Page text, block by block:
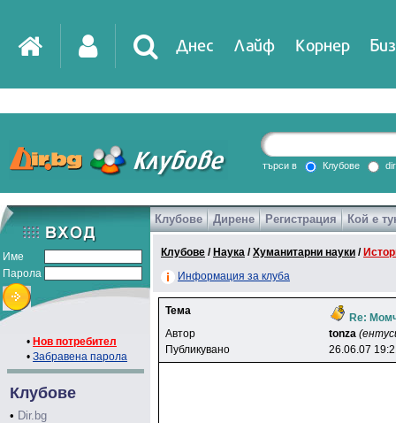
Днес Лайф Корнер
DirTV Impressio
Games
търси в Клубове
Име
Парола
• Нов потребител
• Забравена парола
Клубове
• Dir.bg
Клубове Дирене Регистрация Кой е
Клубове / Наука /Хуманитарни науки /
Информация за клуба
Тема
Re:
Автор
tonza
Публикувано
26.06.07